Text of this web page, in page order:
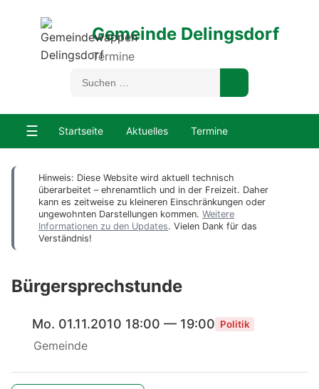
Gemeinde Delingsdorf
Termine
☰ Startseite Aktuelles Termine
Hinweis: Diese Website wird aktuell technisch
überarbeitet – ehrenamtlich und in der Freizeit. Daher
kann es zeitweise zu kleineren Einschränkungen oder
ungewohnten Darstellungen kommen. Weitere
Informationen zu den Updates. Vielen Dank für das
Verständnis!
Bürgersprechstunde
Mo. 01.11.2010 18:00 — 19:00 Politik
Gemeinde